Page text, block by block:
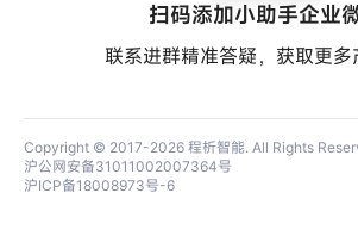
扫码添加小助手企业
联系进群精准答疑，获取更多
Copyright © 2017-2026 程析智能. All Rights
沪公网安备31011002007364号
沪ICP备18008973号-6